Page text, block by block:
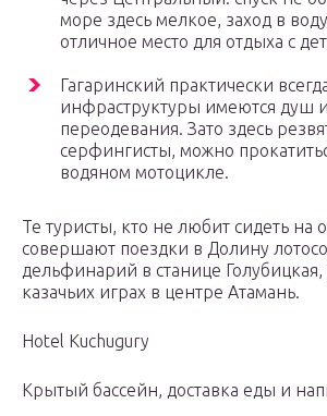
море здесь мелкое, заход в
отличное место для отдыха с
Гагаринский практически
инфраструктуры имеются душ
переодевания. Зато здесь
серфингисты, можно
водяном мотоцикле.
Те туристы, кто не любит сидеть на
совершают поездки в Долину
дельфинарий в станице Голубицкая,
казачьих играх в центре Атамань.
Hotel Kuchugury
Крытый бассейн, доставка еды и